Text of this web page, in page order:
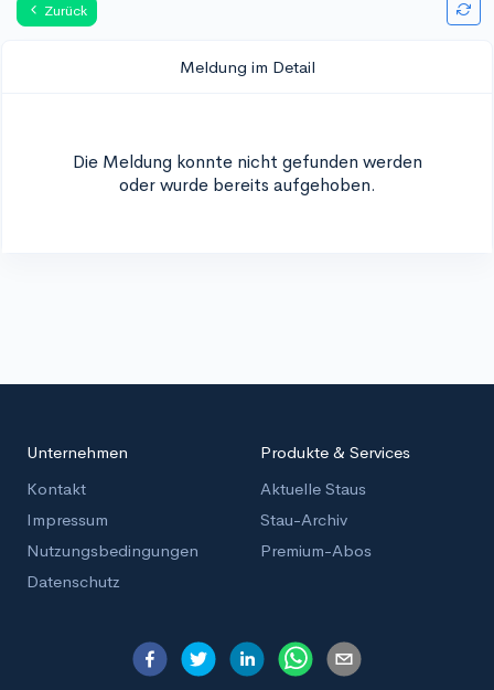
Zurück
Meldung im Detail
Die Meldung konnte nicht gefunden werden
oder wurde bereits aufgehoben.
Unternehmen
Kontakt
Impressum
Nutzungsbedingungen
Datenschutz
Produkte & Services
Aktuelle Staus
Stau-Archiv
Premium-Abos